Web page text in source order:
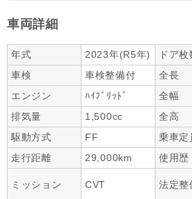
車両詳細
年式 2023年(R5年) ドア枚
車検
車検整備付 全長
エンジン
ﾊｲﾌﾞﾘｯﾄﾞ 全幅
排気量
1,500cc 全高
駆動方式
FF 乗車定
走行距離
29,000km 使用歴
ミッション CVT 法定整